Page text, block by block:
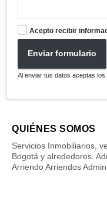
Acepto recibir
Enviar formulario
Al enviar tus datos aceptas los
QUIÉNES SOMOS
Servicios Inmobiliarios,
Bogotá y alrededores.
Arriendo Arriendos